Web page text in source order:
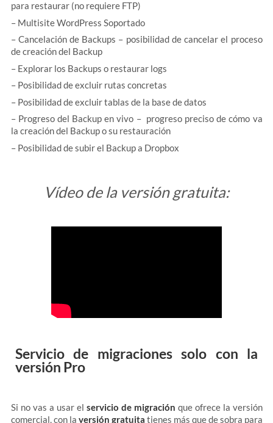
para restaurar (no requiere FTP)
– Multisite WordPress Soportado
– Cancelación de Backups – posibilidad de cancelar el proceso
de creación del Backup
– Explorar los Backups o restaurar logs
– Posibilidad de excluir rutas concretas
– Posibilidad de excluir tablas de la base de datos
– Progreso del Backup en vivo – progreso preciso de cómo va
la creación del Backup o su restauración
– Posibilidad de subir el Backup a Dropbox
Vídeo de la versión gratuita:
Servicio de migraciones solo con la
versión Pro
Si no vas a usar el servicio de migración que ofrece la versión
comercial, con la versión gratuita tienes más que de sobra para